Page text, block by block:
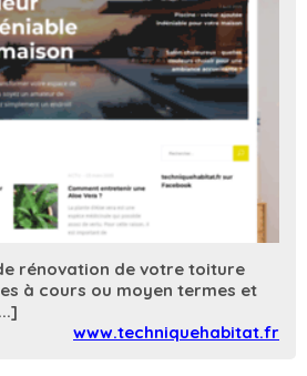
rénovation de votre toiture
à cours ou moyen termes et
www.techniquehabitat.fr